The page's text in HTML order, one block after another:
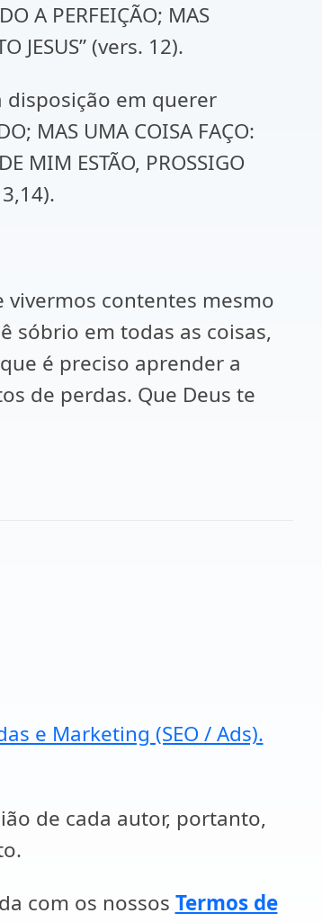
A PERFEIÇÃO; MAS
JESUS” (vers. 12).
disposição em querer
MAS UMA COISA FAÇO:
MIM ESTÃO, PROSSIGO
contentes mesmo
sóbrio em todas as coisas,
é preciso aprender a
de perdas. Que Deus te
e Marketing (SEO / Ads).
de cada autor, portanto,
com os nossos Termos de